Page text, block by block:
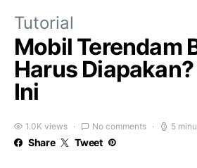
Tutorial
Mobil Terendam
Harus
Ini
1.0K views No comments 5
Share Tweet